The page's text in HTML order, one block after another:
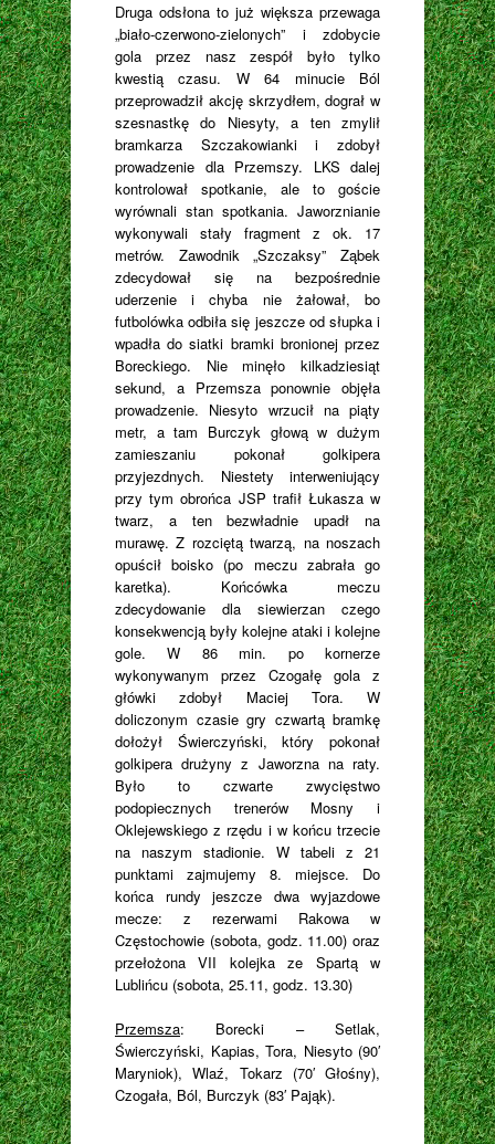
Druga odsłona to już większa przewaga
„biało-czerwono-zielonych” i zdobycie
gola przez nasz zespół było tylko
kwestią czasu. W 64 minucie Ból
przeprowadził akcję skrzydłem, dograł w
szesnastkę do Niesyty, a ten zmylił
bramkarza Szczakowianki i zdobył
prowadzenie dla Przemszy. LKS dalej
kontrolował spotkanie, ale to goście
wyrównali stan spotkania. Jaworznianie
wykonywali stały fragment z ok. 17
metrów. Zawodnik „Szczaksy” Ząbek
zdecydował się na bezpośrednie
uderzenie i chyba nie żałował, bo
futbolówka odbiła się jeszcze od słupka i
wpadła do siatki bramki bronionej przez
Boreckiego. Nie minęło kilkadziesiąt
sekund, a Przemsza ponownie objęła
prowadzenie. Niesyto wrzucił na piąty
metr, a tam Burczyk głową w dużym
zamieszaniu pokonał golkipera
przyjezdnych. Niestety interweniujący
przy tym obrońca JSP trafił Łukasza w
twarz, a ten bezwładnie upadł na
murawę. Z rozciętą twarzą, na noszach
opuścił boisko (po meczu zabrała go
karetka). Końcówka meczu
zdecydowanie dla siewierzan czego
konsekwencją były kolejne ataki i kolejne
gole. W 86 min. po kornerze
wykonywanym przez Czogałę gola z
główki zdobył Maciej Tora. W
doliczonym czasie gry czwartą bramkę
dołożył Świerczyński, który pokonał
golkipera drużyny z Jaworzna na raty.
Było to czwarte zwycięstwo
podopiecznych trenerów Mosny i
Oklejewskiego z rzędu i w końcu trzecie
na naszym stadionie. W tabeli z 21
punktami zajmujemy 8. miejsce. Do
końca rundy jeszcze dwa wyjazdowe
mecze: z rezerwami Rakowa w
Częstochowie (sobota, godz. 11.00) oraz
przełożona VII kolejka ze Spartą w
Lublińcu (sobota, 25.11, godz. 13.30)
Przemsza: Borecki – Setlak,
Świerczyński, Kapias, Tora, Niesyto (90′
Maryniok), Wlaź, Tokarz (70′ Głośny),
Czogała, Ból, Burczyk (83′ Pająk).